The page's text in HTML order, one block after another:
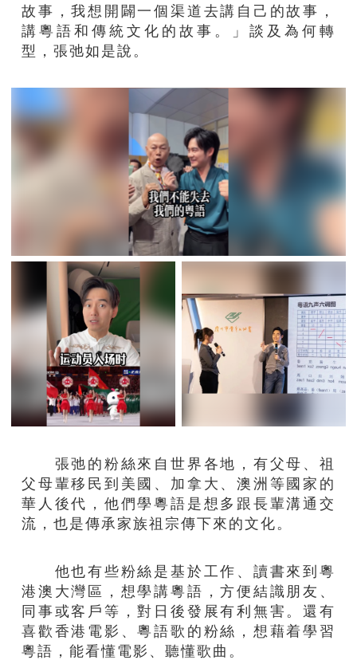
故事，我想開闢一個渠道去講自己的故事，
講粵語和傳統文化的故事。」談及為何轉
型，張弛如是說。
張弛的粉絲來自世界各地，有父母、祖
父母輩移民到美國、加拿大、澳洲等國家的
華人後代，他們學粵語是想多跟長輩溝通交
流，也是傳承家族祖宗傳下來的文化。
他也有些粉絲是基於工作、讀書來到粵
港澳大灣區，想學講粵語，方便結識朋友、
同事或客戶等，對日後發展有利無害。還有
喜歡香港電影、粵語歌的粉絲，想藉着學習
粵語，能看懂電影、聽懂歌曲。